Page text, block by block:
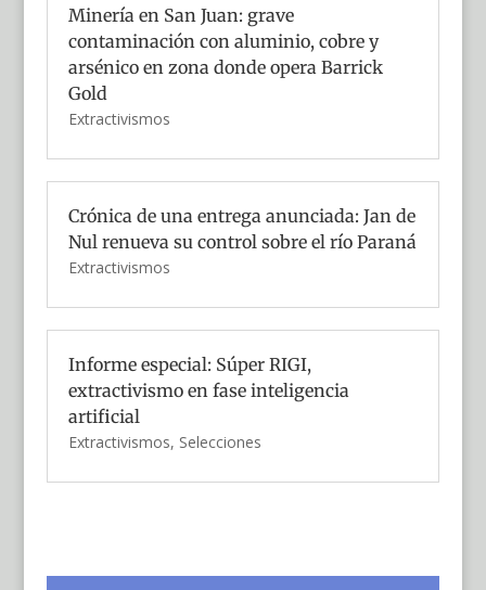
Minería en San Juan: grave
contaminación con aluminio, cobre y
arsénico en zona donde opera Barrick
Gold
Extractivismos
Crónica de una entrega anunciada: Jan de
Nul renueva su control sobre el río Paraná
Extractivismos
Informe especial: Súper RIGI,
extractivismo en fase inteligencia
artificial
Extractivismos, Selecciones